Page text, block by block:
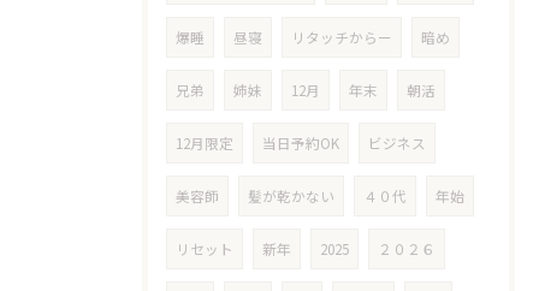
爆睡 昼寝 リタッチからー 暗め
兄弟 姉妹 12月 年末 朝活
12月限定 当日予約OK ビジネス
美容師 髪が乾かない ４０代 年始
リセット 新年 2025 ２０２６